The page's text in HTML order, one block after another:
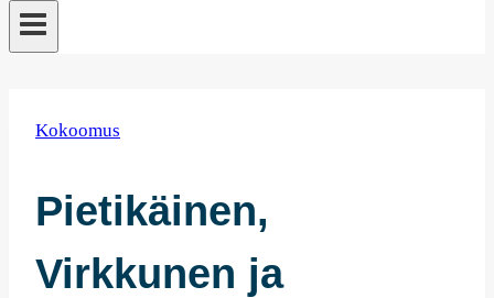
Kokoomus
Pietikäinen,
Virkkunen ja